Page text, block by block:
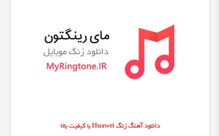
دانلود آهنگ زنگ Huawei با کیفیت بالا